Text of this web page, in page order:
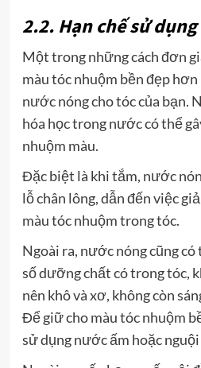
2.2. Hạn chế sử
Một trong những cách đơn
màu tóc nhuộm bền đẹp hơn
nước nóng cho tóc của bạn.
hóa học trong nước có thể
nhuộm màu.
Đặc biệt là khi tắm, nước
lỗ chân lông, dẫn đến việc
màu tóc nhuộm trong tóc.
Ngoài ra, nước nóng cũng
số dưỡng chất có trong tóc,
nên khô và xơ, không còn
Để giữ cho màu tóc nhuộm
sử dụng nước ấm hoặc